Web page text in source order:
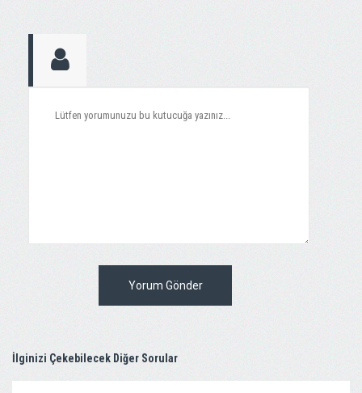
Yorum Gönder
İlginizi Çekebilecek Diğer Sorular